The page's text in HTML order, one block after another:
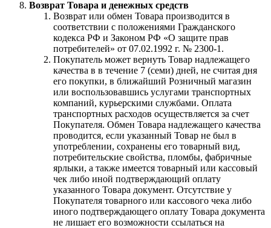
Возврат Товара и денежных средств
Возврат или обмен Товара производится в
соответствии с положениями Гражданского
кодекса РФ и Законом РФ «О защите прав
потребителей» от 07.02.1992 г. № 2300-1.
Покупатель может вернуть Товар надлежащего
качества в в течение 7 (семи) дней, не считая дня
его покупки, в ближайший Розничный магазин
или воспользовавшись услугами транспортных
компаний, курьерскими службами. Оплата
транспортных расходов осуществляется за счет
Покупателя. Обмен Товара надлежащего качества
проводится, если указанный Товар не был в
употреблении, сохранены его товарный вид,
потребительские свойства, пломбы, фабричные
ярлыки, а также имеется товарный или кассовый
чек либо иной подтверждающий оплату
указанного Товара документ. Отсутствие у
Покупателя товарного или кассового чека либо
иного подтверждающего оплату Товара документа
не лишает его возможности ссылаться на